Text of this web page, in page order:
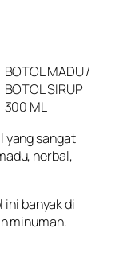
BOTOL MADU /
BOTOL SIRUP
300 ML
yang sangat
herbal,
ini banyak di
minuman.